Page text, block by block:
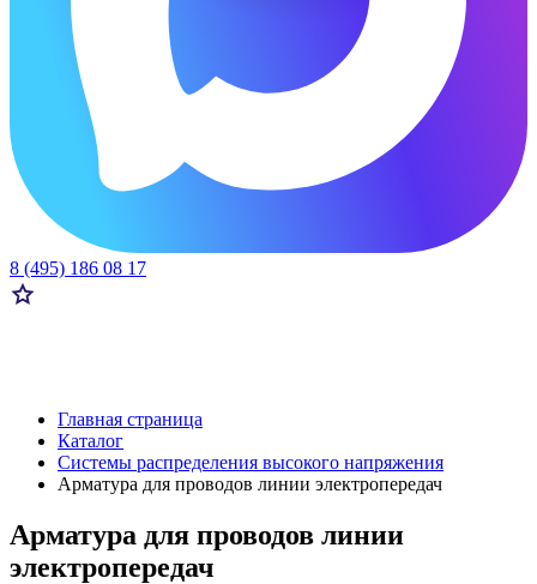
8 (495) 186 08 17
Главная страница
Каталог
Системы распределения высокого напряжения
Арматура для проводов линии электропередач
Арматура для проводов линии
электропередач